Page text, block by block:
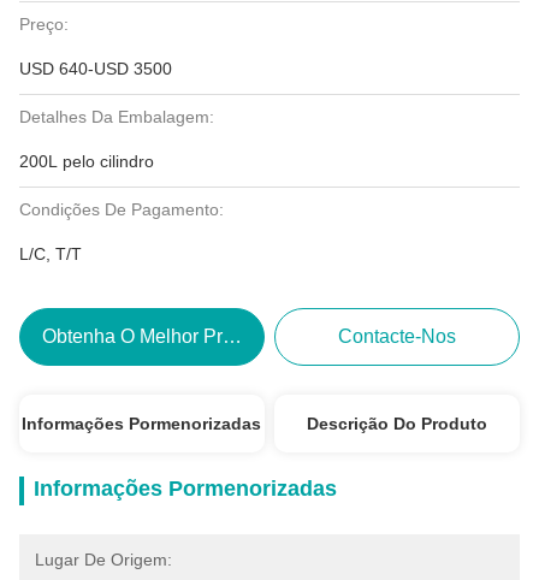
Preço:
USD 640-USD 3500
Detalhes Da Embalagem:
200L pelo cilindro
Condições De Pagamento:
L/C, T/T
Obtenha O Melhor Preço Contacte-Nos
Informações Pormenorizadas Descrição Do Produto
Informações Pormenorizadas
Lugar De Origem: